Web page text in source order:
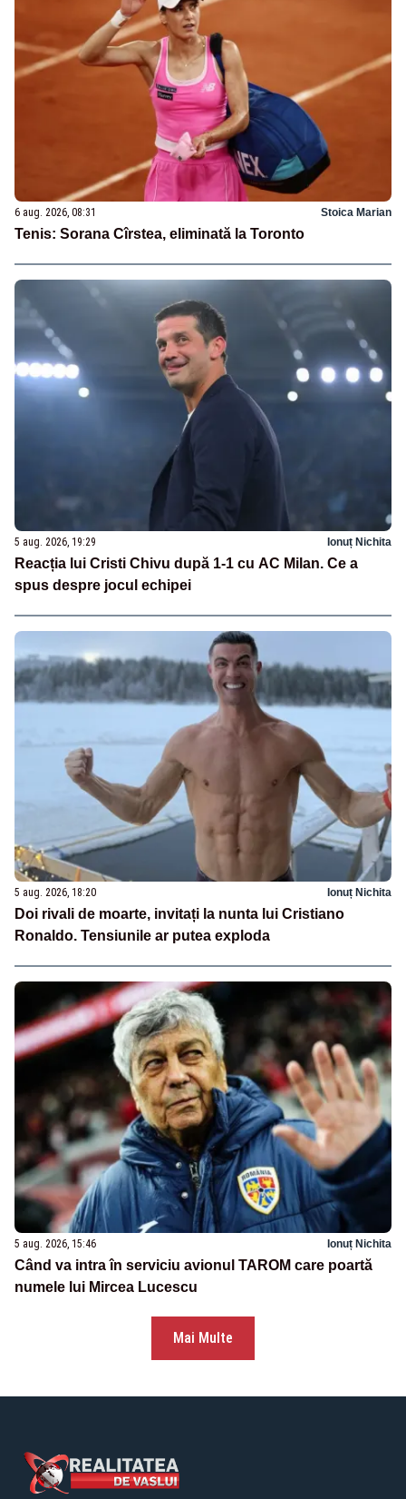
6 aug. 2026, 08:31 Stoica Marian
Tenis: Sorana Cîrstea, eliminată la Toronto
5 aug. 2026, 19:29 Ionuț Nichita
Reacția lui Cristi Chivu după 1-1 cu AC Milan. Ce a
spus despre jocul echipei
5 aug. 2026, 18:20 Ionuț Nichita
Doi rivali de moarte, invitați la nunta lui Cristiano
Ronaldo. Tensiunile ar putea exploda
5 aug. 2026, 15:46 Ionuț Nichita
Când va intra în serviciu avionul TAROM care poartă
numele lui Mircea Lucescu
Mai Multe